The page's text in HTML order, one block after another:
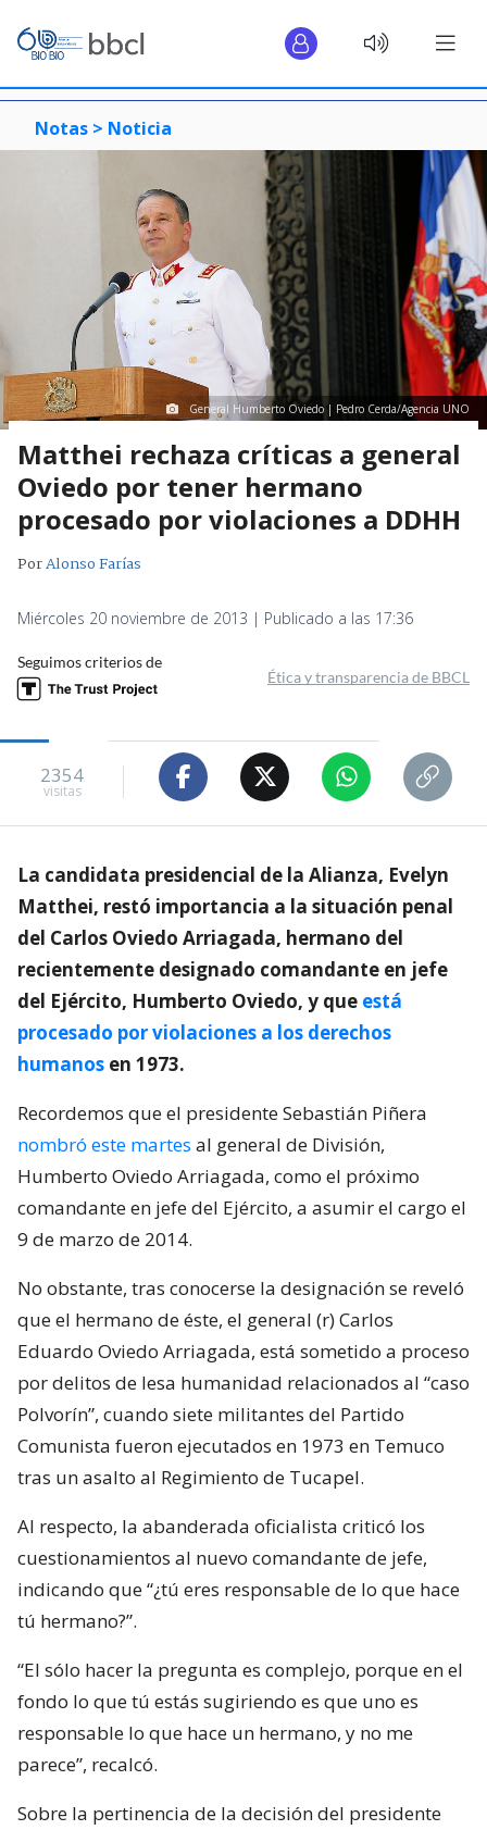
Notas > Noticia
General Humberto Oviedo | Pedro Cerda/Agencia UNO
Matthei rechaza críticas a general
Oviedo por tener hermano
procesado por violaciones a DDHH
PorAlonso Farías
Miércoles 20 noviembre de 2013 | Publicado a las 17:36
Seguimos criterios de
Ética y transparencia de BBCL
2354
visitas
La candidata presidencial de la Alianza, Evelyn
Matthei, restó importancia a la situación penal
del Carlos Oviedo Arriagada, hermano del
recientemente designado comandante en jefe
del Ejército, Humberto Oviedo, y que está
procesado por violaciones a los derechos
humanos en 1973.
Recordemos que el presidente Sebastián Piñera
nombró este martes al general de División,
Humberto Oviedo Arriagada, como el próximo
comandante en jefe del Ejército, a asumir el cargo el
9 de marzo de 2014.
No obstante, tras conocerse la designación se reveló
que el hermano de éste, el general (r) Carlos
Eduardo Oviedo Arriagada, está sometido a proceso
por delitos de lesa humanidad relacionados al “caso
Polvorín”, cuando siete militantes del Partido
Comunista fueron ejecutados en 1973 en Temuco
tras un asalto al Regimiento de Tucapel.
Al respecto, la abanderada oficialista criticó los
cuestionamientos al nuevo comandante de jefe,
indicando que “¿tú eres responsable de lo que hace
tú hermano?”.
“El sólo hacer la pregunta es complejo, porque en el
fondo lo que tú estás sugiriendo es que uno es
responsable lo que hace un hermano, y no me
parece”, recalcó.
Sobre la pertinencia de la decisión del presidente